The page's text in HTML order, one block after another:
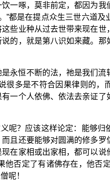
一啄，莫非前定，都因为
都是在提点众生三世六道
些业种从过去世带来现在
的，就是第八识如来藏。
永恒不断的法，祂是我们
多是不符合因果律则的，
一个人依佛、依法去亲证
呢？应该这样论定：能够
且还要能够对圆满的修多
在家相或出家相，都可以
他否定了有诸佛存在，他
呢！